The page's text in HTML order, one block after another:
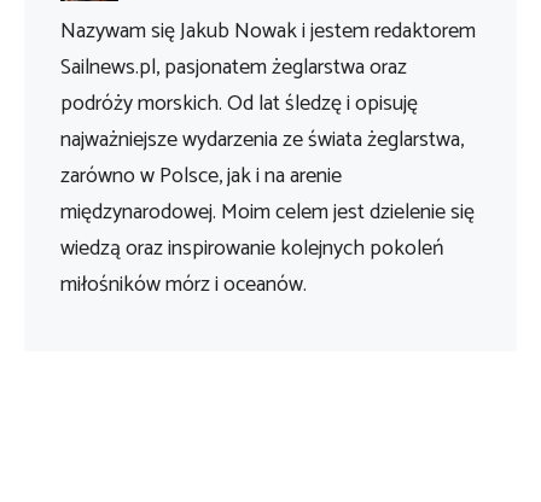
Nazywam się Jakub Nowak i jestem redaktorem
Sailnews.pl, pasjonatem żeglarstwa oraz
podróży morskich. Od lat śledzę i opisuję
najważniejsze wydarzenia ze świata żeglarstwa,
zarówno w Polsce, jak i na arenie
międzynarodowej. Moim celem jest dzielenie się
wiedzą oraz inspirowanie kolejnych pokoleń
miłośników mórz i oceanów.